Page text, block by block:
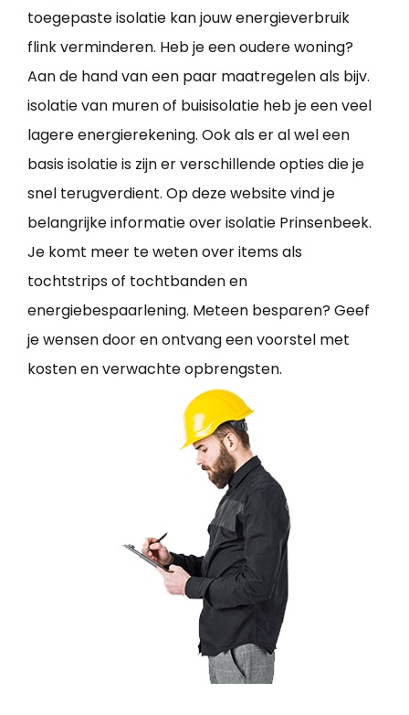
toegepaste isolatie kan jouw energieverbruik
flink verminderen. Heb je een oudere woning?
Aan de hand van een paar maatregelen als bijv.
isolatie van muren of buisisolatie heb je een veel
lagere energierekening. Ook als er al wel een
basis isolatie is zijn er verschillende opties die je
snel terugverdient. Op deze website vind je
belangrijke informatie over isolatie Prinsenbeek.
Je komt meer te weten over items als
tochtstrips of tochtbanden en
energiebespaarlening. Meteen besparen? Geef
je wensen door en ontvang een voorstel met
kosten en verwachte opbrengsten.